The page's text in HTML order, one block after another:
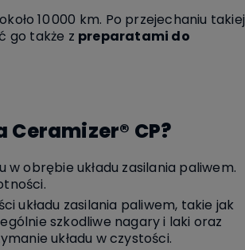
10 000 km. Po przejechaniu takiej
go także z preparatami do
CP?
obrębie układu zasilania paliwem.
układu zasilania paliwem, takie jak
szkodliwe nagary i laki oraz
układu w czystości.